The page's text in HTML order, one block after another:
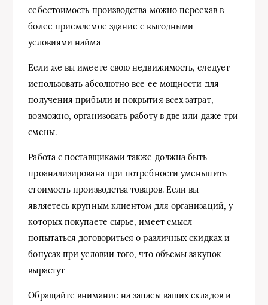
себестоимость производства можно переехав в
более приемлемое здание с выгодными
условиями найма
Если же вы имеете свою недвижимость, следует
использовать абсолютно все ее мощности для
получения прибыли и покрытия всех затрат,
возможно, организовать работу в две или даже три
смены.
Работа с поставщиками также должна быть
проанализирована при потребности уменьшить
стоимость производства товаров. Если вы
являетесь крупным клиентом для организаций, у
которых покупаете сырье, имеет смысл
попытаться договориться о различных скидках и
бонусах при условии того, что объемы закупок
вырастут
Обращайте внимание на запасы ваших складов и